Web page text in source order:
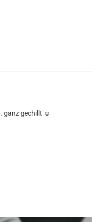
ganz gechillt ☺️